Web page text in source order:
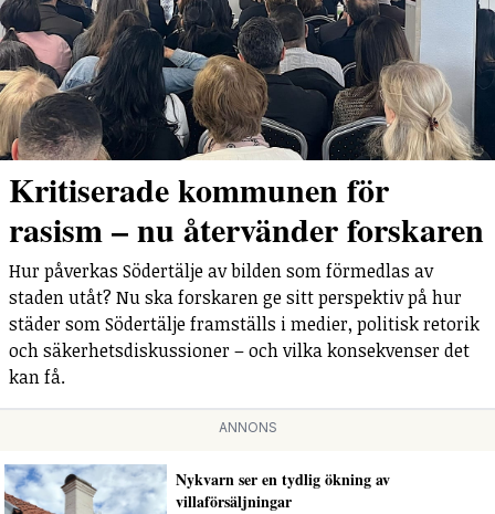
Kritiserade kommunen för
rasism – nu återvänder forskaren
Hur påverkas Södertälje av bilden som förmedlas av
staden utåt? Nu ska forskaren ge sitt perspektiv på hur
städer som Södertälje framställs i medier, politisk retorik
och säkerhetsdiskussioner – och vilka konsekvenser det
kan få.
ANNONS
Nykvarn ser en tydlig ökning av
villaförsäljningar